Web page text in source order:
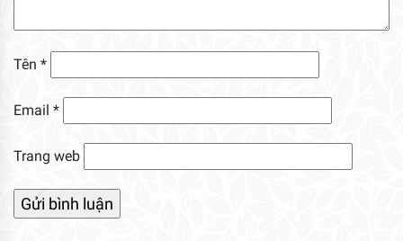
Tên *
Email *
Trang web